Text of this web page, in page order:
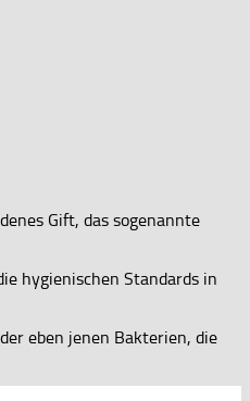
Gift, das sogenannte
hygienischen Standards in
eben jenen Bakterien, die